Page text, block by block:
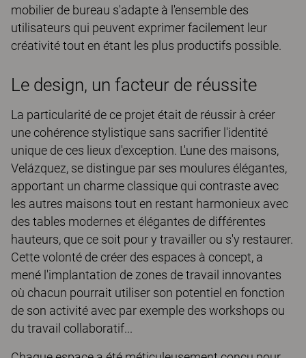
mobilier de bureau s'adapte à l'ensemble des
utilisateurs qui peuvent exprimer facilement leur
créativité tout en étant les plus productifs possible.
Le design, un facteur de réussite
La particularité de ce projet était de réussir à créer
une cohérence stylistique sans sacrifier l'identité
unique de ces lieux d'exception. L'une des maisons,
Velázquez, se distingue par ses moulures élégantes,
apportant un charme classique qui contraste avec
les autres maisons tout en restant harmonieux avec
des tables modernes et élégantes de différentes
hauteurs, que ce soit pour y travailler ou s'y restaurer.
Cette volonté de créer des espaces à concept, a
mené l'implantation de zones de travail innovantes
où chacun pourrait utiliser son potentiel en fonction
de son activité avec par exemple des workshops ou
du travail collaboratif...